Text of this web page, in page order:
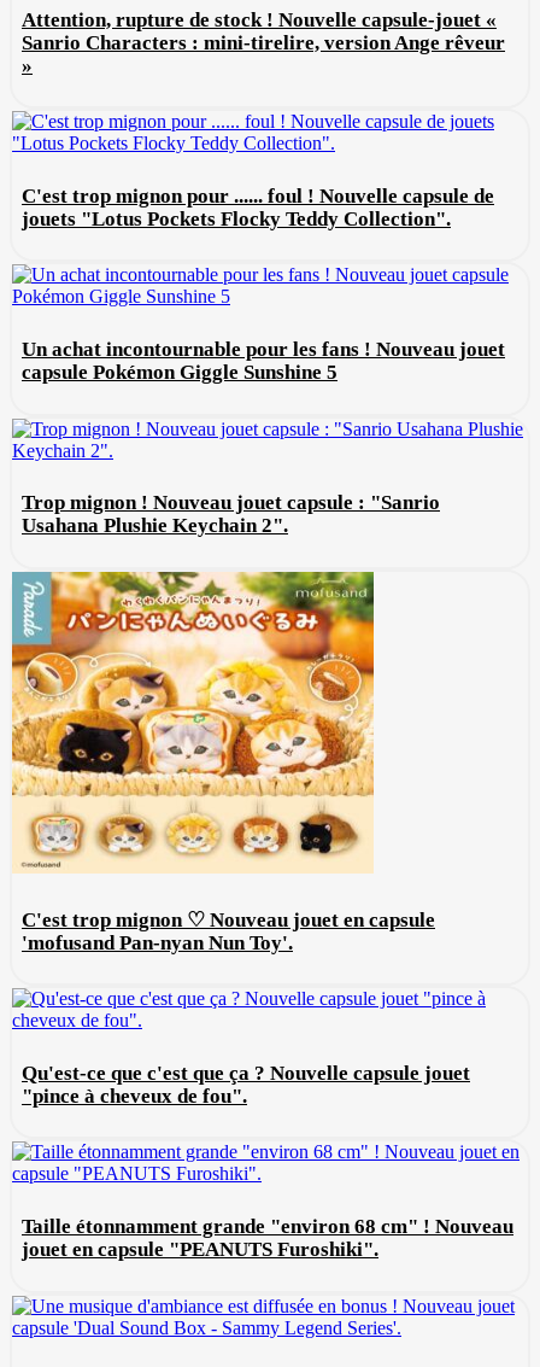
Attention, rupture de stock ! Nouvelle capsule-jouet «
Sanrio Characters : mini-tirelire, version Ange rêveur
»
C'est trop mignon pour ...... foul ! Nouvelle capsule de
jouets "Lotus Pockets Flocky Teddy Collection".
Un achat incontournable pour les fans ! Nouveau jouet
capsule Pokémon Giggle Sunshine 5
Trop mignon ! Nouveau jouet capsule : "Sanrio
Usahana Plushie Keychain 2".
C'est trop mignon ♡ Nouveau jouet en capsule
'mofusand Pan-nyan Nun Toy'.
Qu'est-ce que c'est que ça ? Nouvelle capsule jouet
"pince à cheveux de fou".
Taille étonnamment grande "environ 68 cm" ! Nouveau
jouet en capsule "PEANUTS Furoshiki".